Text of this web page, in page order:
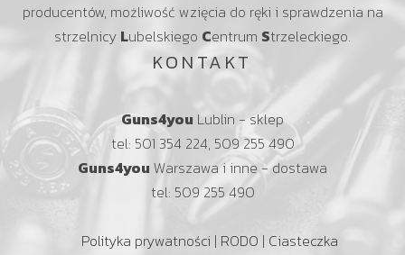
producentów, możliwość wzięcia do ręki i sprawdzenia na
strzelnicy Lubelskiego Centrum Strzeleckiego.
KONTAKT
Guns4you Lublin - sklep
tel: 501 354 224, 509 255 490
Guns4you Warszawa i inne - dostawa
tel: 509 255 490
Polityka prywatności | RODO | Ciasteczka